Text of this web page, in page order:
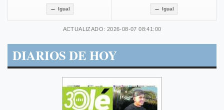
Igual Igual
ACTUALIZADO: 2026-08-07 08:41:00
DIARIOS DE HOY